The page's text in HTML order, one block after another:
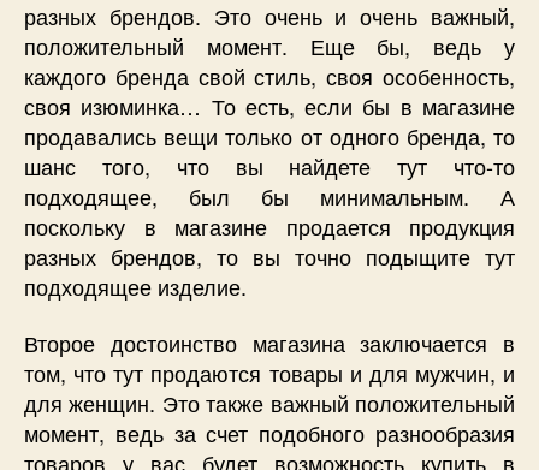
разных брендов. Это очень и очень важный,
положительный момент. Еще бы, ведь у
каждого бренда свой стиль, своя особенность,
своя изюминка… То есть, если бы в магазине
продавались вещи только от одного бренда, то
шанс того, что вы найдете тут что-то
подходящее, был бы минимальным. А
поскольку в магазине продается продукция
разных брендов, то вы точно подыщите тут
подходящее изделие.
Второе достоинство магазина заключается в
том, что тут продаются товары и для мужчин, и
для женщин. Это также важный положительный
момент, ведь за счет подобного разнообразия
товаров у вас будет возможность купить в